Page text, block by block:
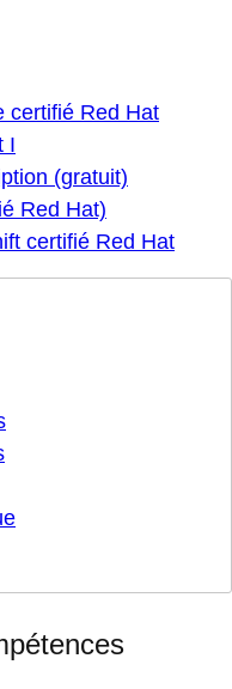
certifié Red Hat
I
(gratuit)
Red Hat)
certifié Red Hat